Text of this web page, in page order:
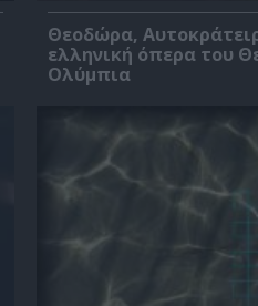
Θεοδώρα,
ελληνική όπερα του
Ολύμπια